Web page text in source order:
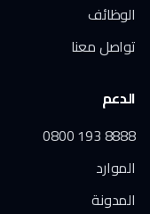
الوظائف
تواصل معنا
الدعم
0800 193 8888
الموارد
المدونة